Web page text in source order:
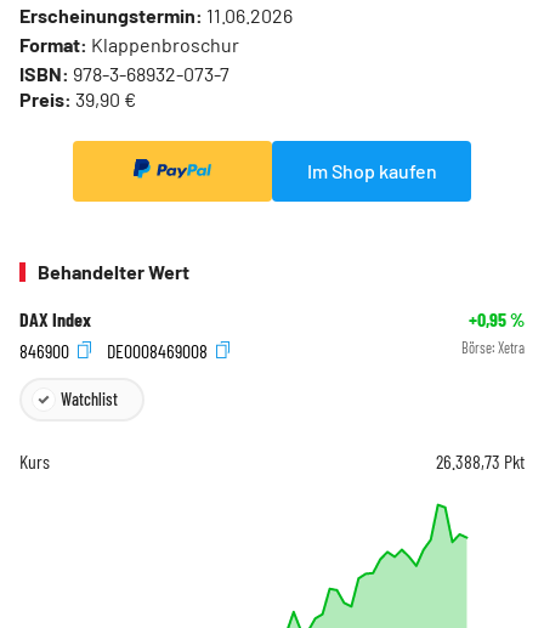
Erscheinungstermin: 11.06.2026
Format: Klappenbroschur
ISBN: 978-3-68932-073-7
Preis: 39,90 €
Im Shop kaufen
Behandelter Wert
DAX Index +0,95%
846900
DE0008469008 Börse: Xetra
Watchlist
Kurs 26.388,73 Pkt